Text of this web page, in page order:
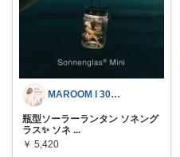
MAROOM l 30代の愛用品🧡
瓶型ソーラーランタン ソネング
ラス✨ ソネ ...
￥ 5,420